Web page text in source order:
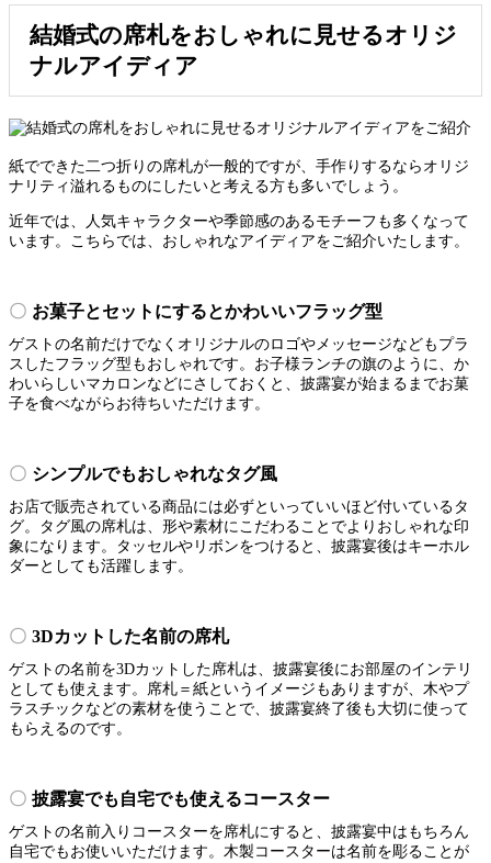
結婚式の席札をおしゃれに見せるオリジ
ナルアイディア
紙でできた二つ折りの席札が一般的ですが、手作りするならオリジ
ナリティ溢れるものにしたいと考える方も多いでしょう。
近年では、人気キャラクターや季節感のあるモチーフも多くなって
います。こちらでは、おしゃれなアイディアをご紹介いたします。
お菓子とセットにするとかわいいフラッグ型
ゲストの名前だけでなくオリジナルのロゴやメッセージなどもプラ
スしたフラッグ型もおしゃれです。お子様ランチの旗のように、か
わいらしいマカロンなどにさしておくと、披露宴が始まるまでお菓
子を食べながらお待ちいただけます。
シンプルでもおしゃれなタグ風
お店で販売されている商品には必ずといっていいほど付いているタ
グ。タグ風の席札は、形や素材にこだわることでよりおしゃれな印
象になります。タッセルやリボンをつけると、披露宴後はキーホル
ダーとしても活躍します。
3Dカットした名前の席札
ゲストの名前を3Dカットした席札は、披露宴後にお部屋のインテリ
としても使えます。席札＝紙というイメージもありますが、木やプ
ラスチックなどの素材を使うことで、披露宴終了後も大切に使って
もらえるのです。
披露宴でも自宅でも使えるコースター
ゲストの名前入りコースターを席札にすると、披露宴中はもちろん
自宅でもお使いいただけます。木製コースターは名前を彫ることが